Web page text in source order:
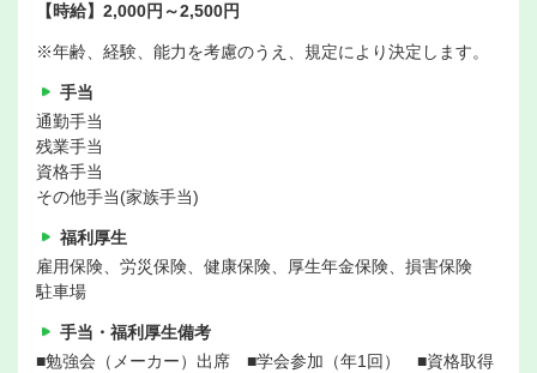
【時給】2,000円～2,500円
※年齢、経験、能力を考慮のうえ、規定により決定します。
手当
通勤手当
残業手当
資格手当
その他手当(家族手当)
福利厚生
雇用保険、労災保険、健康保険、厚生年金保険、損害保険
駐車場
手当・福利厚生備考
■勉強会（メーカー）出席 ■学会参加（年1回） ■資格取得